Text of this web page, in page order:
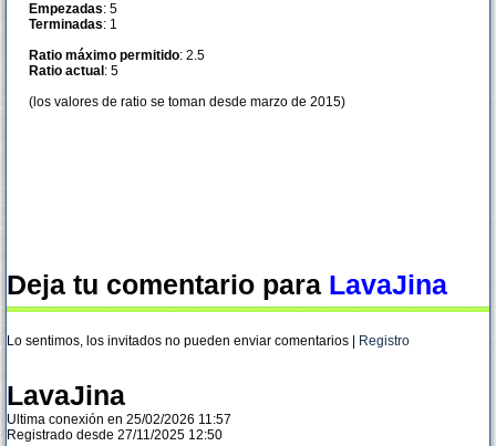
Empezadas: 5
Terminadas: 1
Ratio máximo permitido: 2.5
Ratio actual : 5
(los valores de ratio se toman desde marzo de 2015)
Deja tu comentario para LavaJina
Lo sentimos, los invitados no pueden enviar comentarios | Registro
LavaJina
Ultima conexión en 25/02/2026 11:57
Registrado desde 27/11/2025 12:50